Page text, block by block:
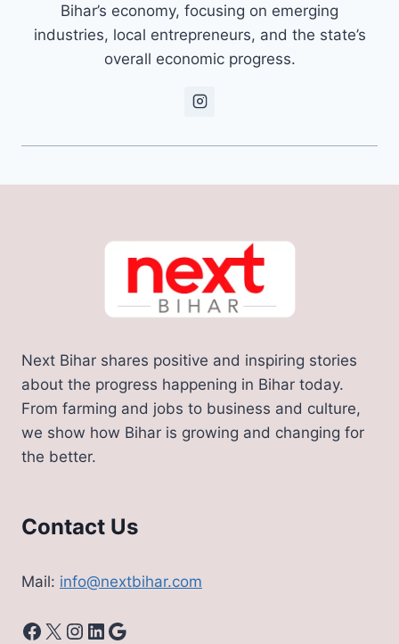
Bihar’s economy, focusing on emerging
industries, local entrepreneurs, and the state’s
overall economic progress.
Next Bihar shares positive and inspiring stories
about the progress happening in Bihar today.
From farming and jobs to business and culture,
we show how Bihar is growing and changing for
the better.
Contact Us
Mail: info@nextbihar.com
Facebook
X Instagram
LinkedIn
Google